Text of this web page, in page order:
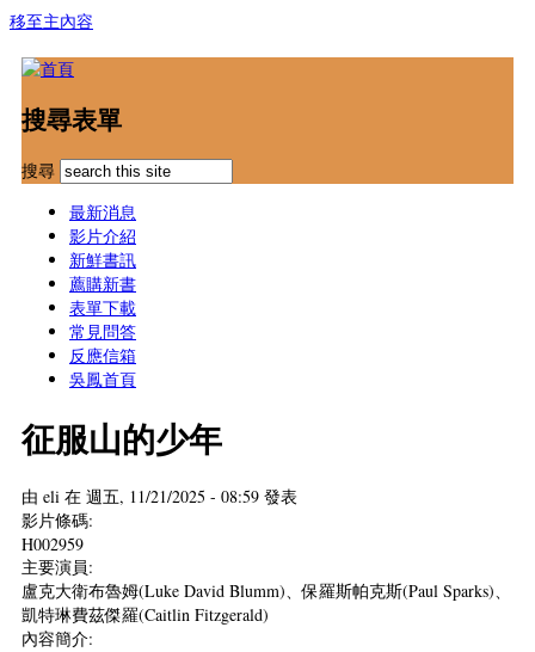
移至主內容
搜尋表單
搜尋
最新消息
影片介紹
新鮮書訊
薦購新書
表單下載
常見問答
反應信箱
吳鳳首頁
征服山的少年
由 eli 在 週五, 11/21/2025 - 08:59 發表
影片條碼:
H002959
主要演員:
盧克大衛布魯姆(Luke David Blumm)、保羅斯帕克斯(Paul Sparks)、
凱特琳費茲傑羅(Caitlin Fitzgerald)
內容簡介: